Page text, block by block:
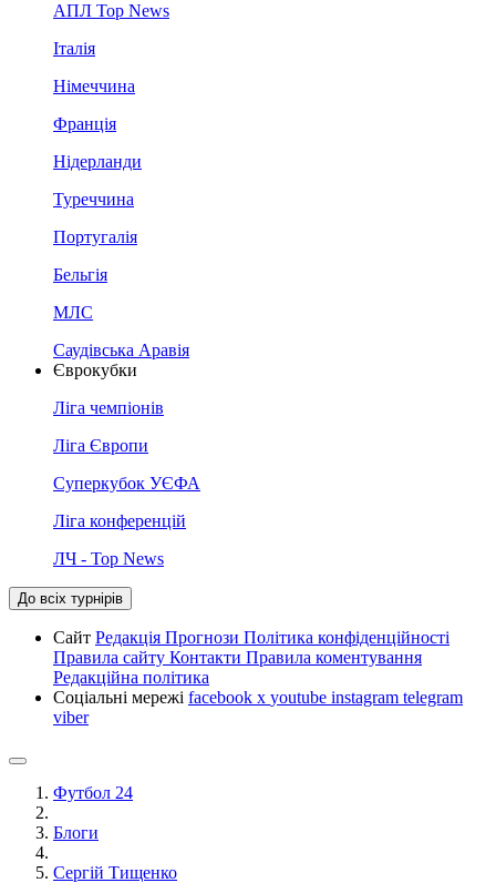
АПЛ Top News
Італія
Німеччина
Франція
Нідерланди
Туреччина
Португалія
Бельгія
МЛС
Саудівська Аравія
Єврокубки
Ліга чемпіонів
Ліга Європи
Суперкубок УЄФА
Ліга конференцій
ЛЧ - Top News
До всіх турнірів
Сайт Редакція Прогнози Політика конфіденційності
Правила сайту Контакти Правила коментування
Редакційна політика
Соціальні мережі facebook x youtube instagram telegram
viber
Футбол 24
Блоги
Сергій Тищенко